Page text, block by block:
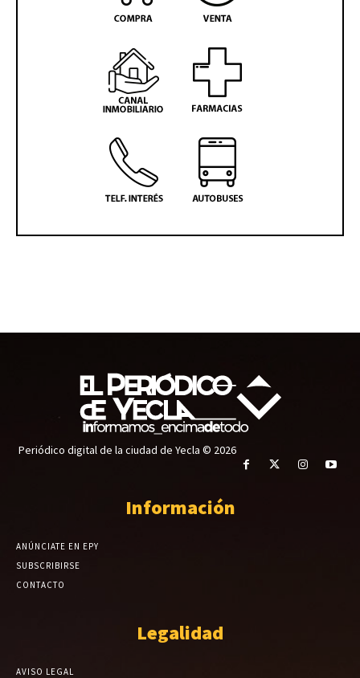
Periódico digital de la ciudad de Yecla © 2026
Información
ANÚNCIATE EN EPY
SUBSCRIBIRSE
CONTACTO
Legalidad
AVISO LEGAL